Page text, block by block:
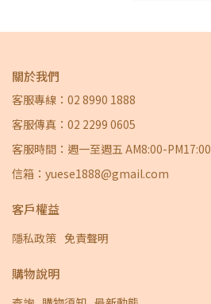
關於我們
客服專線：02 8990 1888
客服傳真：02 2299 0605
客服時間：週一至週五 AM8:00-PM17:00
信箱：yuese1888@gmail.com
客戶權益
隱私政策 免責聲明
購物說明